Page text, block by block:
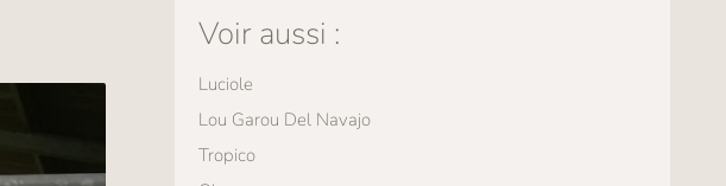
Voir aussi :
Luciole
Lou Garou Del Navajo
Tropico